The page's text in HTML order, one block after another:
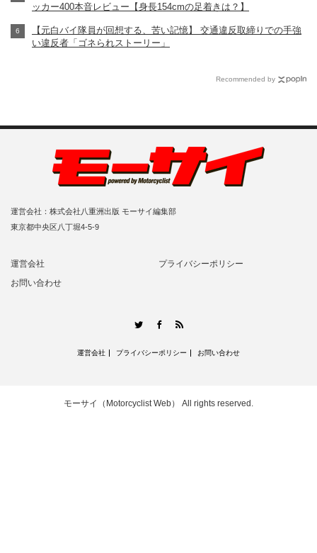
ッカー400本音レビュー【身長154cmの足着きは？】
【元白バイ隊員が回想する、苦い記憶】 交通違反取締りでの手強
い違反者「ゴネられストーリー」
Recommended by
運営会社：株式会社八重洲出版 モーサイ編集部
東京都中央区八丁堀4-5-9
運営会社
プライバシーポリシー
お問い合わせ
TwitterFacebook
運営会社 プライバシーポリシー お問い合わせ
モーサイ（Motorcyclist Web） All rights reserved.